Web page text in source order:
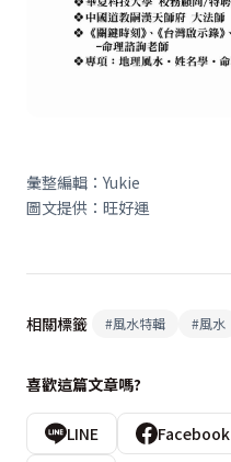
彙整編輯： Yukie
圖文提供：旺好運
相關標籤 #風水特輯 #風水
喜歡這篇文章嗎?
LINE Facebook